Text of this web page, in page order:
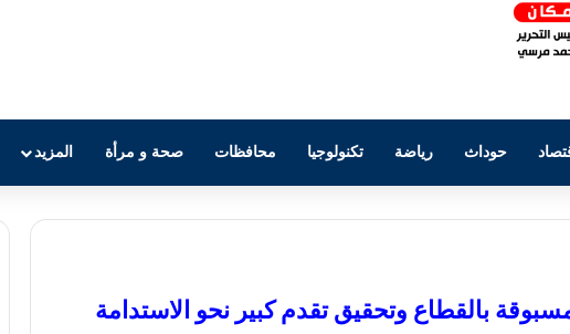
حوداث رياضة تكنولوجيا محافظات صحة و مرأة المزيد
بالقطاع وتحقيق تقدم كبير نحو الاستدامة